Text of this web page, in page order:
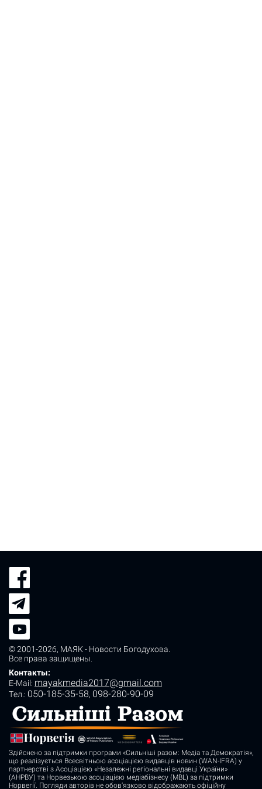
© 2001-2026, МАЯК - Новости Богодухова
Все права защищены.
Контакты:
E-Mail: mayakmedia2017@gmail.com
Tел.: 050-185-35-58, 098-280-90-09
Здійснено за підтримки програми «Сильніші разом: Медіа та Демократія»,
що реалізується Всесвітньою асоціацією видавців новин (WAN-IFRA) у
партнерстві з Асоціацією «Незалежні регіональні видавці України»
(АНРВУ) та Норвезькою асоціацією медіабізнесу (MBL) за підтримки
Норвегії. Погляди авторів не обов’язково відображають офіційну